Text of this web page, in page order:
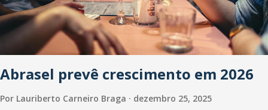
Abrasel prevê crescimento em 2026
Por Lauriberto Carneiro Braga dezembro 25, 2025